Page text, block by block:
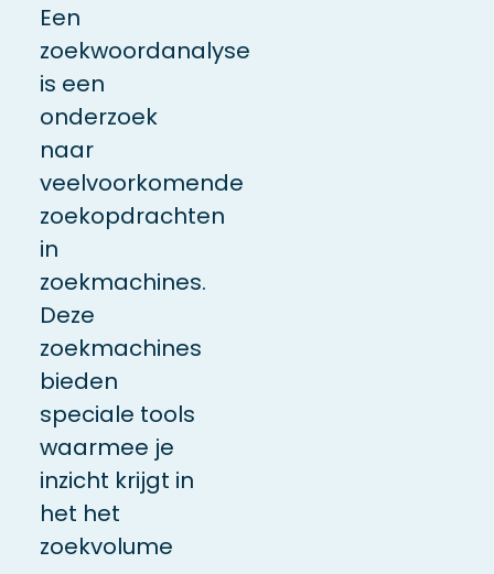
Een
zoekwoordanalyse
is een
onderzoek
naar
veelvoorkomende
zoekopdrachten
in
zoekmachines.
Deze
zoekmachines
bieden
speciale tools
waarmee je
inzicht krijgt in
het het
zoekvolume